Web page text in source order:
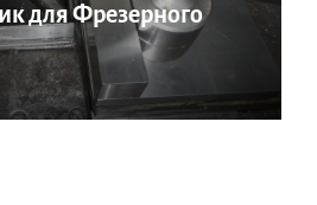
для Фрезерного